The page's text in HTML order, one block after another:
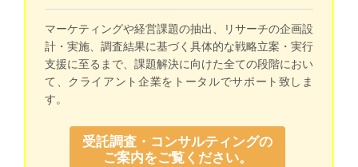
マーケティングや経営課題の抽出、リサーチの企画設
計・実施、調査結果に基づく具体的な戦略立案・実行
支援に至るまで、課題解決に向けた全ての段階におい
て、クライアント企業をトータルでサポート致しま
す。
受託調査・コンサルティングの
ご案内をご覧ください。